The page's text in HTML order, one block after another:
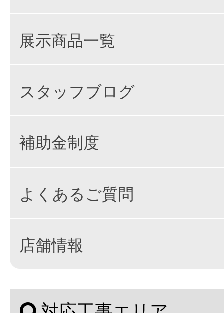
展示商品一覧
スタッフブログ
補助金制度
よくあるご質問
店舗情報